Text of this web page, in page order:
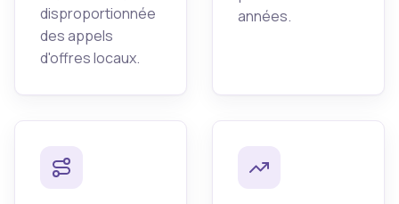
disproportionnée
des appels
d'offres locaux.
années.